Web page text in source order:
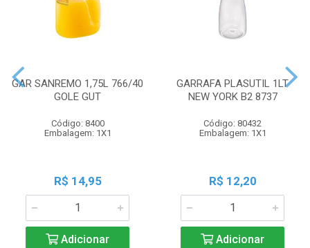
GAR SANREMO 1,75L 766/40
GOLE GUT
Código: 8400
Embalagem: 1X1
R$ 14,95
Adicionar
GARRAFA PLASUTIL 1LT
NEW YORK B2 8737
Código: 80432
Embalagem: 1X1
R$ 12,20
Adicionar